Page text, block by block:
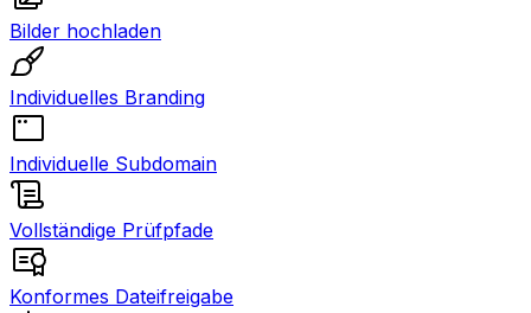
Bilder hochladen
Individuelles Branding
Individuelle Subdomain
Vollständige Prüfpfade
Konformes Dateifreigabe